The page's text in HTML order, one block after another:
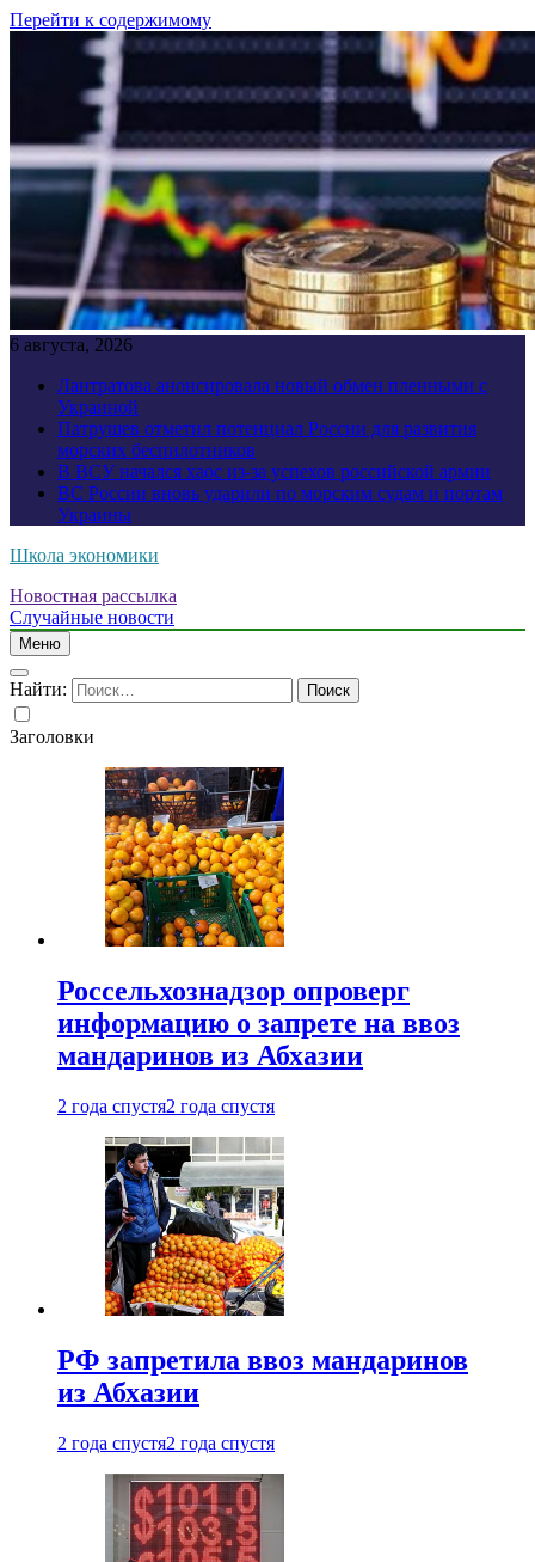
Перейти к содержимому
6 августа, 2026
Лантратова анонсировала новый обмен пленными с
Украиной
Патрушев отметил потенциал России для развития
морских беспилотников
В ВСУ начался хаос из-за успехов российской армии
ВС России вновь ударили по морским судам и портам
Украины
Школа экономики
Новостная рассылка
Случайные новости
Меню
Найти:
Заголовки
Россельхознадзор опроверг
информацию о запрете на ввоз
мандаринов из Абхазии
2 года спустя2 года спустя
РФ запретила ввоз мандаринов
из Абхазии
2 года спустя2 года спустя